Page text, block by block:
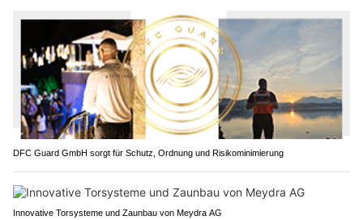
DFC Guard GmbH sorgt für Schutz, Ordnung und Risikominimierung
Innovative Torsysteme und Zaunbau von Meydra AG